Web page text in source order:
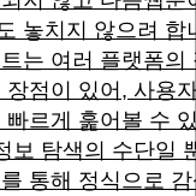
놓치지 않으려 합
는 여러 플랫폼의
점이 있어, 사용
르게 훑어볼 수
보 탐색의 수단일
통해 정식으로